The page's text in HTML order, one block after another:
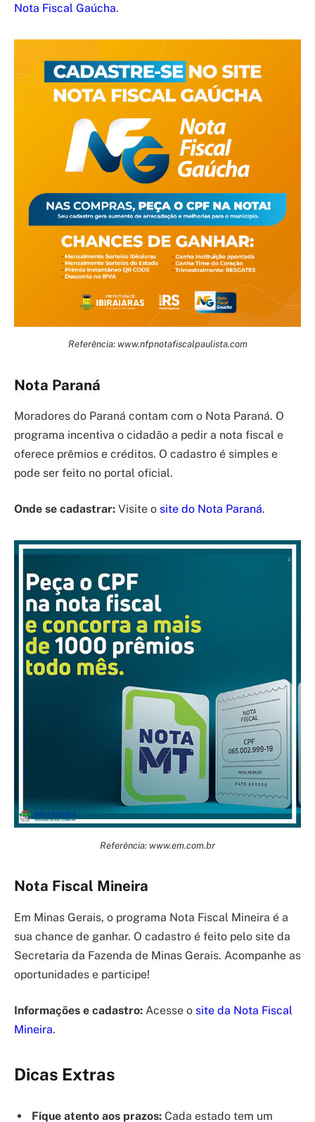
Nota Fiscal Gaúcha.
Referência: www.nfpnotafiscalpaulista.com
Nota Paraná
Moradores do Paraná contam com o Nota Paraná. O
programa incentiva o cidadão a pedir a nota fiscal e
oferece prêmios e créditos. O cadastro é simples e
pode ser feito no portal oficial.
Onde se cadastrar: Visite o site do Nota Paraná.
Referência: www.em.com.br
Nota Fiscal Mineira
Em Minas Gerais, o programa Nota Fiscal Mineira é a
sua chance de ganhar. O cadastro é feito pelo site da
Secretaria da Fazenda de Minas Gerais. Acompanhe as
oportunidades e participe!
Informações e cadastro: Acesse o site da Nota Fiscal
Mineira.
Dicas Extras
Fique atento aos prazos: Cada estado tem um